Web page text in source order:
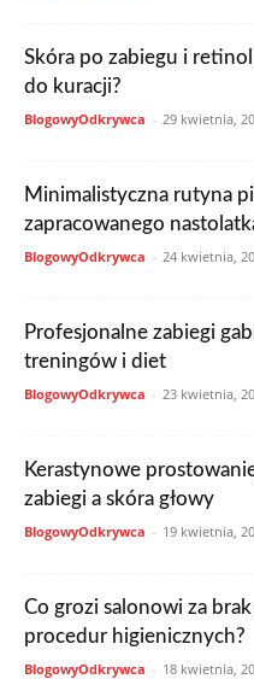
Skóra po zabiegu i
do kuracji?
BlogowyOdkrywca - 29 kwietnia,
Minimalistyczna rutyna
zapracowanego
BlogowyOdkrywca - 24 kwietnia,
Profesjonalne zabiegi
treningów i diet
BlogowyOdkrywca - 23 kwietnia,
Kerastynowe
zabiegi a skóra głowy
BlogowyOdkrywca - 19 kwietnia,
Co grozi salonowi za
procedur higienicznych?
BlogowyOdkrywca - 18 kwietnia,